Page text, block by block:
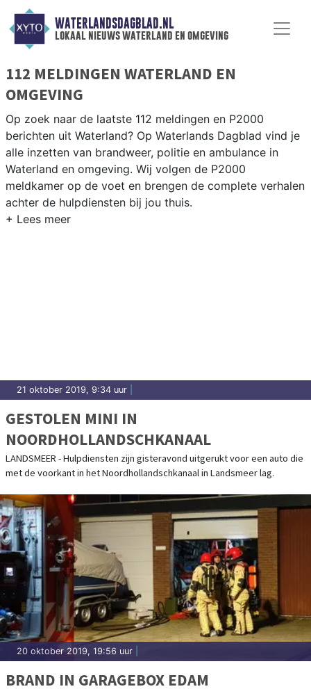
WATERLANDSDAGBLAD.NL
lokaal nieuws waterland en omgeving
112 MELDINGEN WATERLAND EN
OMGEVING
Op zoek naar de laatste 112 meldingen en P2000
berichten uit Waterland? Op Waterlands Dagblad vind je
alle inzetten van brandweer, politie en ambulance in
Waterland en omgeving. Wij volgen de P2000
meldkamer op de voet en brengen de complete verhalen
achter de hulpdiensten bij jou thuis.
21 oktober 2019, 9:34 uur
GESTOLEN MINI IN
NOORDHOLLANDSCHKANAAL
LANDSMEER - Hulpdiensten zijn gisteravond uitgerukt voor een auto die
met de voorkant in het Noordhollandschkanaal in Landsmeer lag.
20 oktober 2019, 19:56 uur
BRAND IN GARAGEBOX EDAM